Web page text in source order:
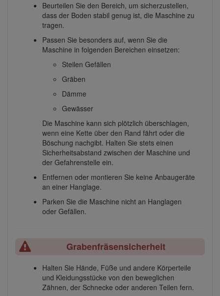
Beurteilen Sie den Bereich, um sicherzustellen,
dass der Boden stabil genug ist, die Maschine zu
tragen.
Passen Sie besonders auf, wenn Sie die
Maschine in folgenden Bereichen einsetzen:
Steilen Gefällen
Gräben
Dämme
Gewässer
Die Maschine kann sich plötzlich überschlagen,
wenn eine Kette über den Rand fährt oder die
Böschung nachgibt. Halten Sie stets einen
Sicherheitsabstand zwischen der Maschine und
der Gefahrenstelle ein.
Entfernen oder montieren Sie keine Anbaugeräte
an einer Hanglage.
Parken Sie die Maschine nicht an Hanglagen
oder Gefällen.
Grabenfräsensicherheit
Halten Sie Hände, Füße und andere Körperteile
und Kleidungsstücke von den beweglichen
Zähnen, der Schnecke oder anderen Teilen fern.